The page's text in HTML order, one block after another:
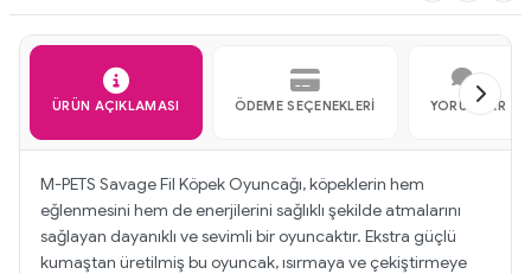
ÜRÜN AÇIKLAMASI ÖDEME SEÇENEKLERI YORUMLAR
M-PETS Savage Fil Köpek Oyuncağı, köpeklerin hem
eğlenmesini hem de enerjilerini sağlıklı şekilde atmalarını
sağlayan dayanıklı ve sevimli bir oyuncaktır. Ekstra güçlü
kumaştan üretilmiş bu oyuncak, ısırmaya ve çekiştirmeye